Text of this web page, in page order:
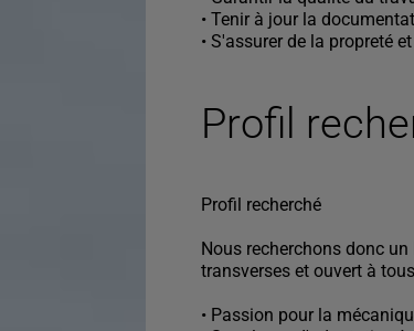
• Tenir à jour la
• S'assurer de la propreté
Profil
Profil recherché
Nous recherchons donc
transverses et ouvert à
• Passion pour la